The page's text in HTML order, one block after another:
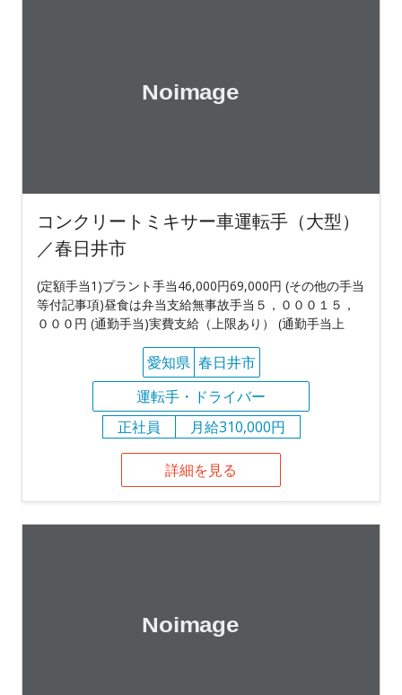
コンクリートミキサー車運転手（大型）
／春日井市
(定額手当1)プラント手当46,000円69,000円 (その他の手当
等付記事項)昼食は弁当支給無事故手当５，０００１５，
０００円 (通勤手当)実費支給（上限あり） (通勤手当上
愛知県 春日井市
運転手・ドライバー
正社員
月給310,000円
詳細を見る